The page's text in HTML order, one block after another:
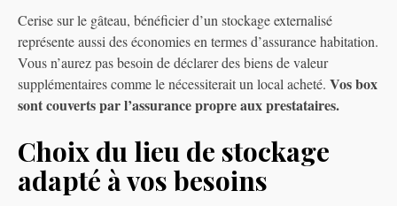
Cerise sur le gâteau, bénéficier d’un stockage externalisé
représente aussi des économies en termes d’assurance habitation.
Vous n’aurez pas besoin de déclarer des biens de valeur
supplémentaires comme le nécessiterait un local acheté. Vos box
sont couverts par l’assurance propre aux prestataires.
Choix du lieu de stockage
adapté à vos besoins